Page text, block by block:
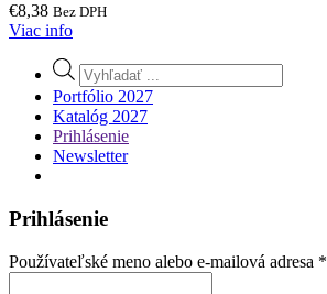
€8,38 Bez DPH
Viac info
Products
search
Portfólio 2027
Katalóg 2027
Prihlásenie
Newsletter
Prihlásenie
Používateľské meno alebo e-mailová adresa *